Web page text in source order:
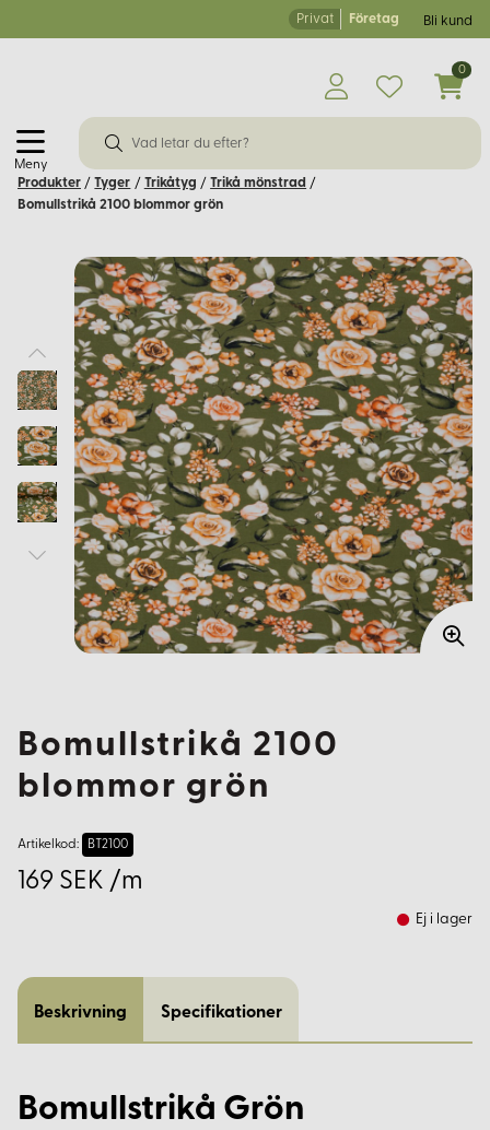
Privat Företag Bli kund
Meny
0
Produkter / Tyger / Trikåtyg / Trikå mönstrad /
Bomullstrikå 2100 blommor grön
Bomullstrikå 2100
blommor grön
Artikelkod: BT2100
169 SEK /m
Ej i lager
Beskrivning Specifikationer
Bomullstrikå Grön